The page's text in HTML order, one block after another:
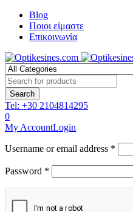
Blog
Ποιοι είμαστε
Επικοινωνία
Tel: +30 2104814295
0
My AccountLogin
Username or email address *
Password *